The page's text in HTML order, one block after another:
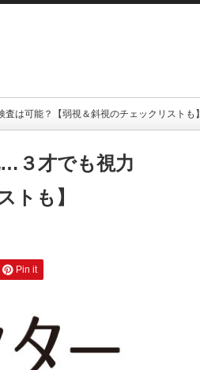
は可能？【弱視＆斜視のチェックリストも】
３才でも視力
トも】
Pin it